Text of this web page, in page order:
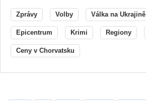
Zprávy Volby Válka na Ukrajině
Epicentrum Krimi Regiony
Ceny v Chorvatsku